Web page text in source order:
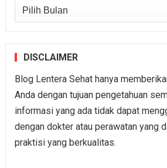
Arsip
DISCLAIMER
Blog Lentera Sehat hanya
Anda dengan tujuan pengetahuan
informasi yang ada tidak dapat
dengan dokter atau perawatan yang
praktisi yang berkualitas.